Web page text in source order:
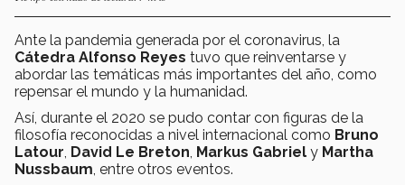
Ante la pandemia generada por el coronavirus, la
Cátedra Alfonso Reyes tuvo que reinventarse y
abordar las temáticas más importantes del año, como
repensar el mundo y la humanidad.
Así, durante el 2020 se pudo contar con figuras de la
filosofía reconocidas a nivel internacional como Bruno
Latour David Le Breton Markus Gabriel y Martha
Nussbaum , entre otros eventos.